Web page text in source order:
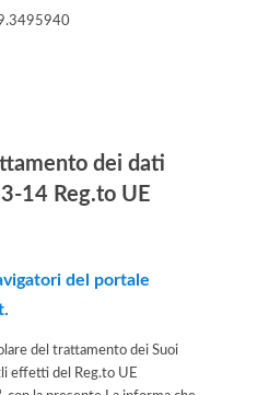
dei dati
14 Reg.to UE
del portale
del trattamento dei Suoi
effetti del Reg.to UE